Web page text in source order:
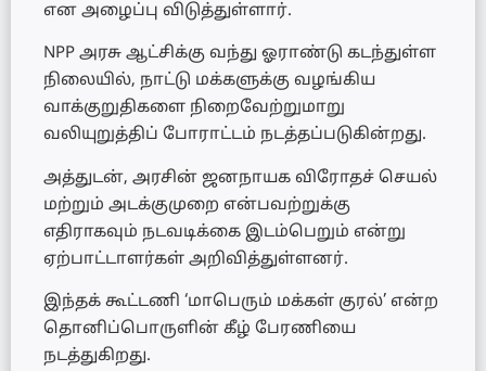
என அழைப்பு விடுத்துள்ளார்.
NPP அரசு ஆட்சிக்கு வந்து ஓராண்டு கடந்துள்ள
நிலையில், நாட்டு மக்களுக்கு வழங்கிய
வாக்குறுதிகளை நிறைவேற்றுமாறு
வலியுறுத்திப் போராட்டம் நடத்தப்படுகின்றது.
அத்துடன், அரசின் ஜனநாயக விரோதச் செயல்
மற்றும் அடக்குமுறை என்பவற்றுக்கு
எதிராகவும் நடவடிக்கை இடம்பெறும் என்று
ஏற்பாட்டாளர்கள் அறிவித்துள்ளனர்.
இந்தக் கூட்டணி ‘மாபெரும் மக்கள் குரல்’ என்ற
தொனிப்பொருளின் கீழ் பேரணியை
நடத்துகிறது.